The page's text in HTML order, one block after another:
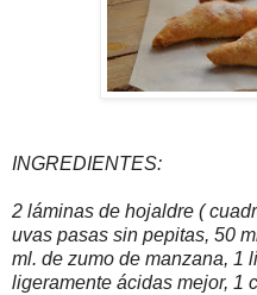
INGREDIENTES:
2 láminas de hojaldre (
uvas pasas sin pepitas, 50
ml. de zumo de manzana, 1
ligeramente ácidas mejor, 1